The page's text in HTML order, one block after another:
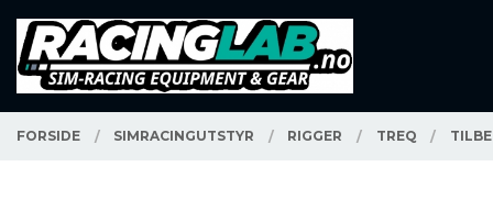
innholdet
PRODUKTER
Lukk
FORSIDE SIMRACINGUTSTYR RIGGER TREQ